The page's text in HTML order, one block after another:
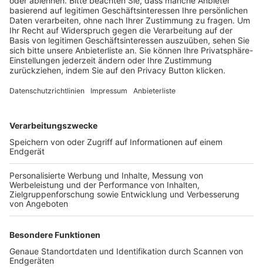
BFV-Geschäftsstellen
Trainerbörse
Login SpielPlus
FOLGE DEM BFV
TOP-VEREINE
TOP-PARTNER